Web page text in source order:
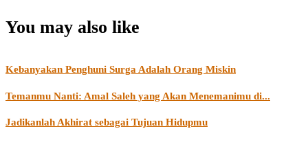
You may also like
Kebanyakan Penghuni Surga Adalah Orang Miskin
Temanmu Nanti: Amal Saleh yang Akan Menemanimu di...
Jadikanlah Akhirat sebagai Tujuan Hidupmu